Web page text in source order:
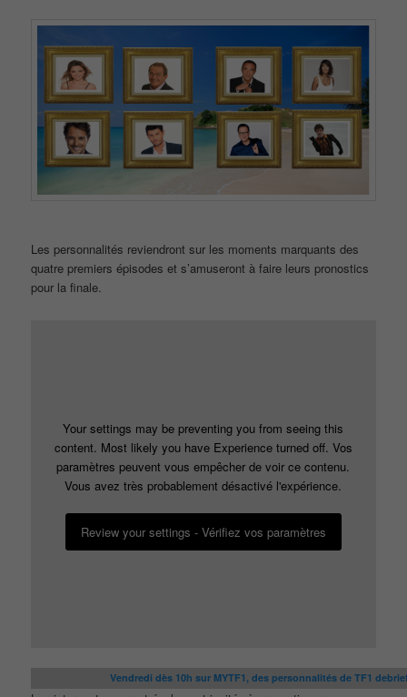
Les personnalités reviendront sur les moments marquants des
quatre premiers épisodes et s’amuseront à faire leurs pronostics
pour la finale.
Your settings may be preventing you from seeing this
content. Most likely you have Experience turned off. Vos
paramètres peuvent vous empêcher de voir ce contenu.
Vous avez très probablement désactivé l'expérience.
Review your settings - Vérifiez vos paramètres
Vendredi dès 10h sur MYTF1, des personnalités de TF1